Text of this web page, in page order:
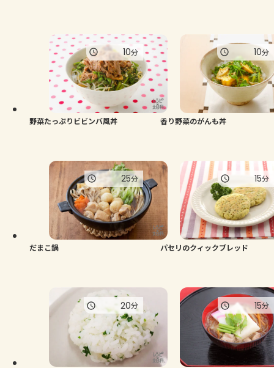
野菜たっぷりビビンバ風丼
10分
香り野菜のがんも丼
10分
だまこ鍋
25分
パセリのクィックブレッド
15分
20分 15分